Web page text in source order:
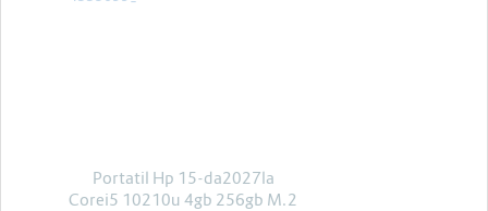
Portatil Hp 15-da2027la
Corei5 10210u 4gb 256gb M.2